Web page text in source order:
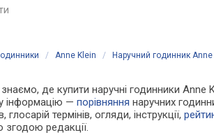
/ Anne Klein / Наручний годинник
де купити наручні годинники Anne
інформацію —порівняння наручних
термінів, огляди, інструкції,
згодою редакції.